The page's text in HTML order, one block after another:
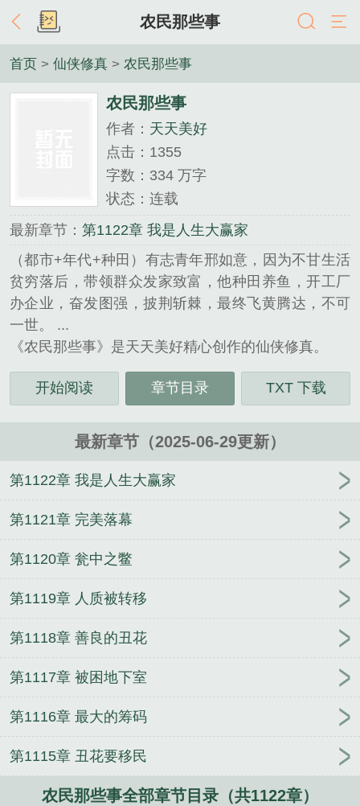
农民那些事
首页 > 仙侠修真 > 农民那些事
农民那些事
作者： 天天美好
点击：1355
字数：334 万字
状态：连载
最新章节： 第1122章 我是人生大赢家
（都市+年代+种田）有志青年邢如意，因为不甘生活
贫穷落后，带领群众发家致富，他种田养鱼，开工厂
办企业，奋发图强，披荆斩棘，最终飞黄腾达，不可
一世。 ...
《农民那些事》是天天美好精心创作的仙侠修真。
开始阅读 章节目录 TXT 下载
最新章节（2025-06-29更新）
第1122章 我是人生大赢家
第1121章 完美落幕
第1120章 瓮中之鳖
第1119章 人质被转移
第1118章 善良的丑花
第1117章 被困地下室
第1116章 最大的筹码
第1115章 丑花要移民
农民那些事全部章节目录（共1122章）